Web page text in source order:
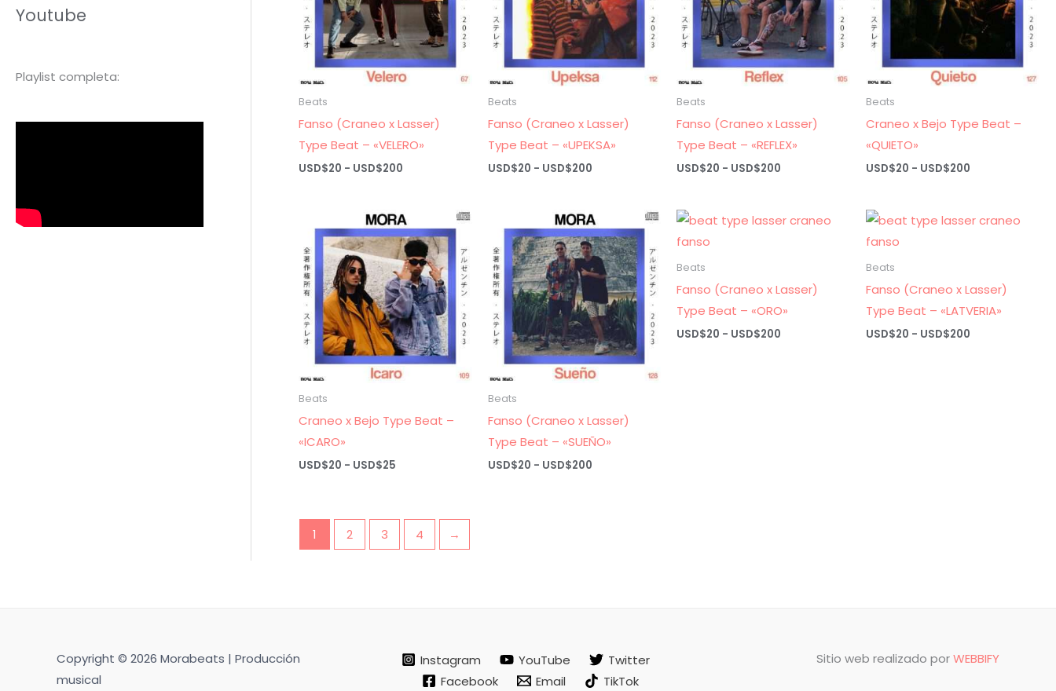
Youtube
Playlist completa:
Beats
Fanso (Craneo x Lasser)
Type Beat – «VELERO»
USD$20 - USD$200Rango
USD$20
hasta
USD$200
Beats
Fanso (Craneo x Lasser)
Type Beat – «UPEKSA»
USD$20 - USD$200Rango
USD$20
hasta
USD$200
Beats
Fanso (Craneo x Lasser)
Type Beat – «REFLEX»
USD$20 - USD$200
USD$20
Beats
Craneo x Bejo Type Beat –
«QUIETO»
USD$20 - USD$200
USD$20
Beats
Craneo x Bejo Type Beat –
«ICARO»
USD$20 - USD$25Rango
USD$20
hasta
Beats
Fanso (Craneo x Lasser)
Type Beat – «SUEÑO»
USD$20 - USD$200Rango
Beats
Fanso (Craneo x Lasser)
Type Beat – «ORO»
USD$20 - USD$200
Beats
Fanso (Craneo x Lasser)
Type Beat – «LATVERIA»
USD$20 - USD$200
1 2 3 4 →
Copyright © 2026 Morabeats | Producción
musical
Instagram YouTube
Twitter
Facebook
Email TikTok
Sitio web realizado porWEBBIFY